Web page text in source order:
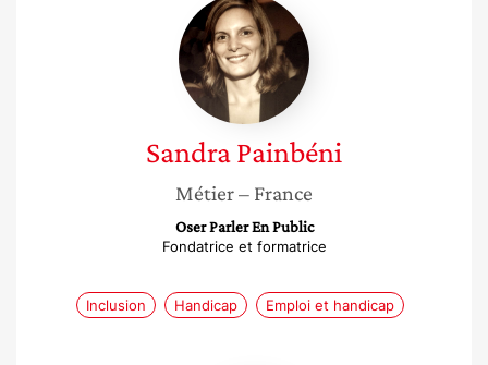
Painbéni
SandraPainbéni
Métier– France
Oser Parler En Public
Fondatrice et formatrice
Inclusion Handicap Emploi et handicap